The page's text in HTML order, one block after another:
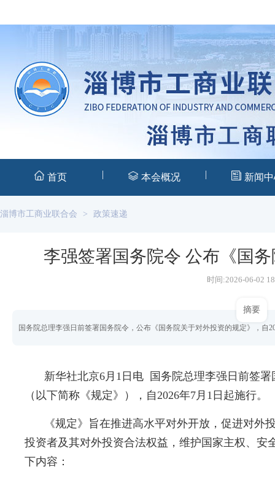
首页 | 本会概况 | 新闻
淄博市工商业联合会 > 政策速递
李强签署国务院令 公布《国
时间:2026-06-02
摘要
国务院总理李强日前签署国务院令，公布《国务院关于对外投资的规定》，自
新华社北京6月1日电 国务院总理李强日前签署
（以下简称《规定》），自2026年7月1日起施行。
《规定》旨在推进高水平对外开放，促进对
投资者及其对外投资合法权益，维护国家主权、安
下内容：